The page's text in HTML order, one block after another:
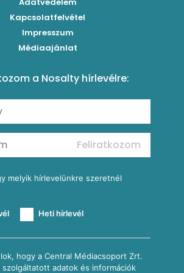
csirkelepény
kukorica salsával
Kapcsolatfelvétel
Impresszum
Médiaajánlat
a Nosalty hírlevélre:
Feliratkozom
melyik hírlevelünkre szeretnél
Heti hírlevél
hogy a Central Médiacsoport Zrt.
szolgáltatott adatok és információk